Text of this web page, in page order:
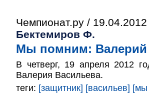
Чемпионат.ру / 19.04.2012
Бектемиров Ф.
Мы помним: Валерий
В четверг, 19 апреля 2012
Валерия Васильева.
теги: [защитник] [васильев] [мы